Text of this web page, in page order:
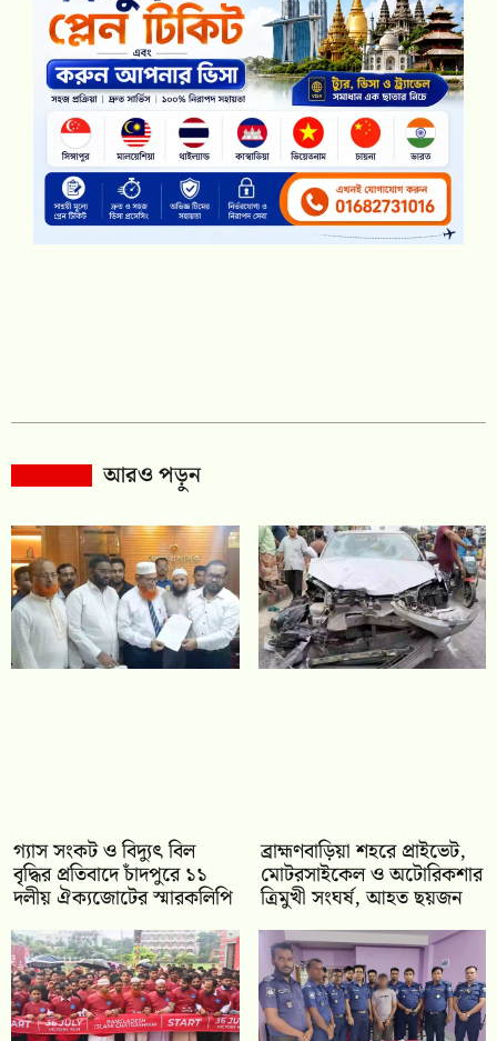
আরও পড়ুন
গ্যাস সংকট ও বিদ্যুৎ বিল
বৃদ্ধির প্রতিবাদে চাঁদপুরে ১১
দলীয় ঐক্যজোটের স্মারকলিপি
ব্রাহ্মণবাড়িয়া শহরে প্রাইভেট,
মোটরসাইকেল ও অটোরিকশার
ত্রিমুখী সংঘর্ষ, আহত ছয়জন